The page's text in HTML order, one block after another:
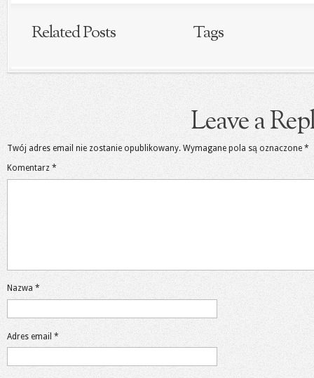
Related Posts Tags
Leave a
Twój adres email nie zostanie opublikowany. Wymagane pola są oznaczone *
Komentarz *
Nazwa *
Adres email *